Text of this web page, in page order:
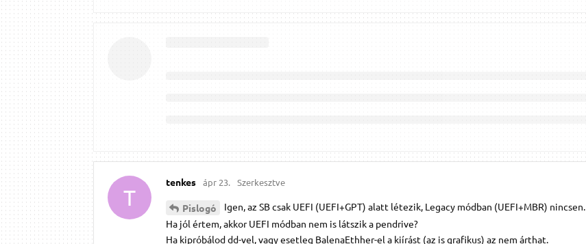
T
tenkes ápr 23. Szerkesztve
Pislogó
Igen, az SB csak UEFI (UEFI+GPT) alatt létezik, Legacy módban (UEFI+MBR) nincsen.
Ha jól értem, akkor UEFI módban nem is látszik a pendrive?
Ha kipróbálod dd-vel, vagy esetleg BalenaEthher-el a kiírást (az is grafikus) az nem árthat.